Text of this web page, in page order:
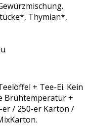
Thymian*,
+ Tee-Ei. Kein
Brühtemperatur +
er / 250-er Karton /